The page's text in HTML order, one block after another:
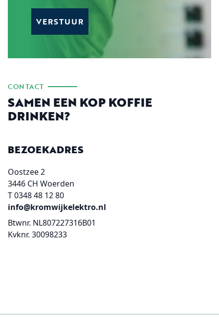
CONTACT
SAMEN EEN KOP KOFFIE
DRINKEN?
BEZOEKADRES
Oostzee 2
3446 CH Woerden
T 0348 48 12 80
info@kromwijkelektro.nl
Btwnr. NL807227316B01
Kvknr. 30098233